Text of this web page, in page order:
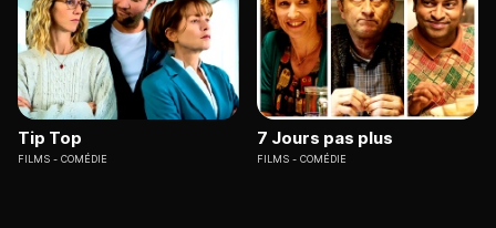
Tip Top
FILMS COMÉDIE
7 Jours pas plus
FILMS COMÉDIE